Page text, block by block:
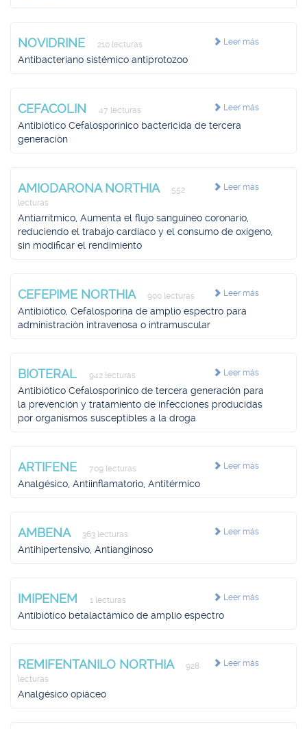
Leer más
NOVIDRINE 210 lecturas
Antibacteriano sistémico antiprotozoo
Leer más
CEFACOLIN 47 lecturas
Antibiótico Cefalosporínico bactericida de tercera
generación
Leer más
AMIODARONA NORTHIA
552
lecturas
Antiarrítmico, Aumenta el flujo sanguíneo coronario,
reduciendo el trabajo cardíaco y el consumo de oxígeno,
sin modificar el rendimiento
Leer más
CEFEPIME NORTHIA 900 lecturas
Antibiótico, Cefalosporina de amplio espectro para
administración intravenosa o intramuscular
Leer más
BIOTERAL 942 lecturas
Antibiótico Cefalosporínico de tercera generación para
la prevención y tratamiento de infecciones producidas
por organismos susceptibles a la droga
Leer más
ARTIFENE 709 lecturas
Analgésico, Antiinflamatorio, Antitérmico
Leer más
AMBENA 363 lecturas
Antihipertensivo, Antianginoso
Leer más
IMIPENEM 1 lecturas
Antibiótico betalactámico de amplio espectro
Leer más
REMIFENTANILO NORTHIA
928
lecturas
Analgésico opiáceo